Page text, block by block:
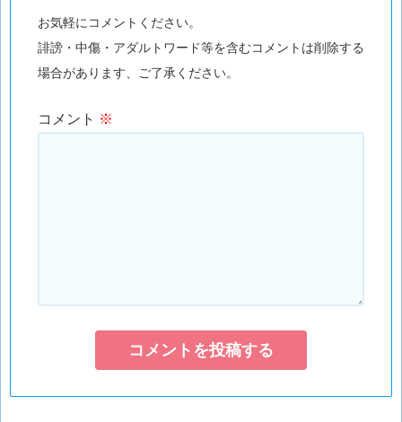
お気軽にコメントください。
誹謗・中傷・アダルトワード等を含むコメントは削除する
場合があります、ご了承ください。
コメント ※